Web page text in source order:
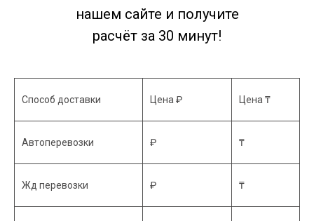
нашем сайте и получите
расчёт за 30 минут!
Способ доставки Цена ₽ Цена ₸
Автоперевозки ₽ ₸
Жд перевозки ₽ ₸